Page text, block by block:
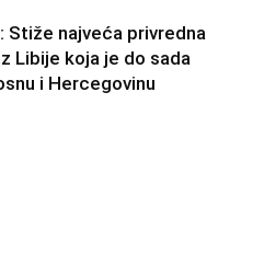
Stiže najveća privredna
Libije koja je do sada
i Hercegovinu